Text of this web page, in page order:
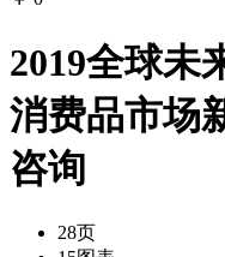
2019全球未
消费品市场
咨询
28页